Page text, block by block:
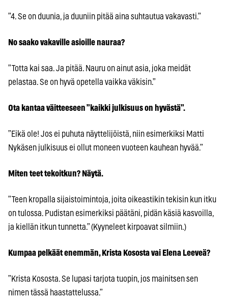
”4. Se on duunia, ja duuniin pitää aina suhtautua vakavasti.”
No saako vakaville asioille nauraa?
”Totta kai saa. Ja pitää. Nauru on ainut asia, joka meidät
pelastaa. Se on hyvä opetella vaikka väkisin.”
Ota kantaa väitteeseen ”kaikki julkisuus on hyvästä”.
”Eikä ole! Jos ei puhuta näyttelijöistä, niin esimerkiksi Matti
Nykäsen julkisuus ei ollut moneen vuoteen kauhean hyvää.”
Miten teet tekoitkun? Näytä.
”Teen kropalla sijaistoimintoja, joita oikeastikin tekisin kun itku
on tulossa. Pudistan esimerkiksi päätäni, pidän käsiä kasvoilla,
ja kiellän itkun tunnetta.” (Kyyneleet kirpoavat silmiin.)
Kumpaa pelkäät enemmän, Krista Kososta vai Elena Leeveä?
”Krista Kososta. Se lupasi tarjota tuopin, jos mainitsen sen
nimen tässä haastattelussa.”